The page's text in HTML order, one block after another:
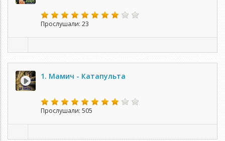
Прослушали: 23
1. Мамич - Катапульта
Прослушали: 505